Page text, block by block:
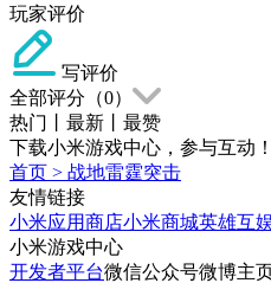
玩家评价
写评价
全部评分（0）
热门
最新
最赞
下载小米游戏中心，参与互动！
首页 > 战地雷霆突击
友情链接
小米应用商店小米商城英雄互
小米游戏中心
开发者平台微信公众号微博主